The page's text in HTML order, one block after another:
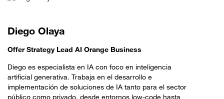
Diego Olaya
Offer Strategy Lead AI Orange Business
Diego es especialista en IA con foco en inteligencia
artificial generativa. Trabaja en el desarrollo e
implementación de soluciones de IA tanto para el sector
público como privado, desde entornos low-code hasta